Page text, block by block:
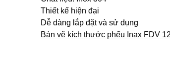
Thiết kế hiện đại
Dễ dàng lắp đặt và sử dụng
Bản vẽ kích thước phểu Inax FDV